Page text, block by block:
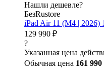
Нашли дешевле?
БезRustore
iPad Air 11 (M4 | 2026)
129 990 ₽
?
Указанная цена
Обычная цена 161 990